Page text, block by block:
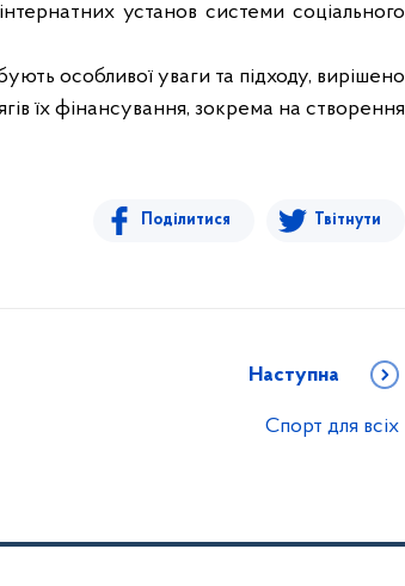
установ системи соціального
особливої уваги та підходу, вирішено
їх фінансування, зокрема на створення
Поділитися Твітнути
Наступна
Спорт для всіх